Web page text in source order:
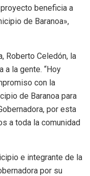
beneficia a
de Baranoa»,
Roberto Celedón, la
a la gente. “Hoy
con la
de Baranoa para
por esta
a toda la comunidad
e integrante de la
por su